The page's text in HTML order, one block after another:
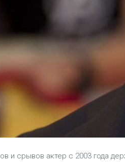
и срывов актер с 2003 года